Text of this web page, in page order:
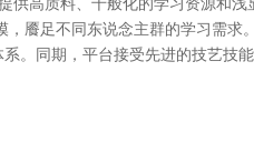
餍足不同东说念主群的学习需求
。同期，平台接受先进的技艺技